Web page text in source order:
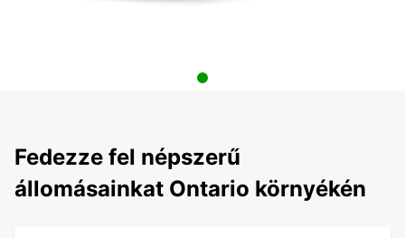
Fedezze fel népszerű
állomásainkat Ontario környékén